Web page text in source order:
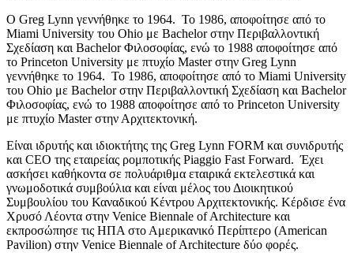
Ο Greg Lynn γεννήθηκε το 1964. Το 1986, αποφοίτησε από το
Miami University του Ohio με Bachelor στην Περιβαλλοντική
Σχεδίαση και Bachelor Φιλοσοφίας, ενώ το 1988 αποφοίτησε από
το Princeton University με πτυχίο Master στην Greg Lynn
γεννήθηκε το 1964. Το 1986, αποφοίτησε από το Miami University
του Ohio με Bachelor στην Περιβαλλοντική Σχεδίαση και Bachelor
Φιλοσοφίας, ενώ το 1988 αποφοίτησε από το Princeton University
με πτυχίο Master στην Αρχιτεκτονική.
Είναι ιδρυτής και ιδιοκτήτης της Greg Lynn FORM και συνιδρυτής
και CEO της εταιρείας ρομποτικής Piaggio Fast Forward. Έχει
ασκήσει καθήκοντα σε πολυάριθμα εταιρικά εκτελεστικά και
γνωμοδοτικά συμβούλια και είναι μέλος του Διοικητικού
Συμβουλίου του Καναδικού Κέντρου Αρχιτεκτονικής. Κέρδισε ένα
Χρυσό Λέοντα στην Venice Biennale of Architecture και
εκπροσώπησε τις ΗΠΑ στο Αμερικανικό Περίπτερο (American
Pavilion) στην Venice Biennale of Architecture δύο φορές.